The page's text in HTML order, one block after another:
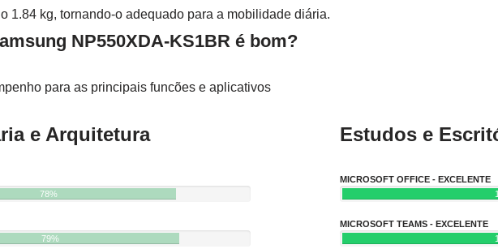
1.84 kg, tornando-o adequado para a mobilidade diária.
NP550XDA-KS1BR é bom?
para as principais funcões e aplicativos
e Arquitetura
78%
79%
Estudos e
MICROSOFT OFFICE - EXCELENTE
MICROSOFT TEAMS - EXCELENTE